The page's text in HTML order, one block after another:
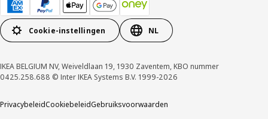
Cookie-instellingen NL
IKEA BELGIUM NV, Weiveldlaan 19, 1930 Zaventem, KBO nummer
0425.258.688 © Inter IKEA Systems B.V. 1999-2026
PrivacybeleidCookiebeleidGebruiksvoorwaarden